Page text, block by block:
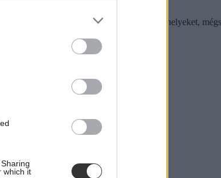
which it
hirdetett meg állami ösztöndíjas helyeket,